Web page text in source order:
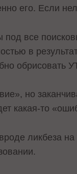
его. Если
под все
в
обрисовать
но
какая-то
ликбеза